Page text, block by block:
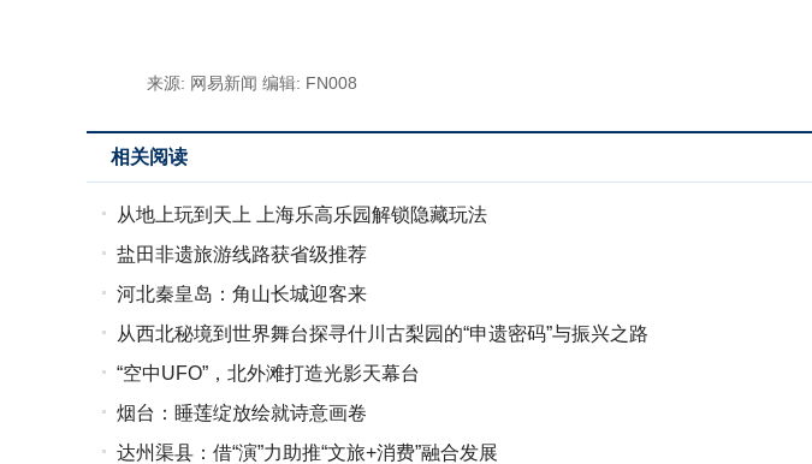
来源: 网易新闻 编辑: FN008
相关阅读
从地上玩到天上 上海乐高乐园解锁隐藏玩法
盐田非遗旅游线路获省级推荐
河北秦皇岛：角山长城迎客来
从西北秘境到世界舞台探寻什川古梨园的“申遗密码”与振兴之路
“空中UFO”，北外滩打造光影天幕台
烟台：睡莲绽放绘就诗意画卷
达州渠县：借“演”力助推“文旅+消费”融合发展